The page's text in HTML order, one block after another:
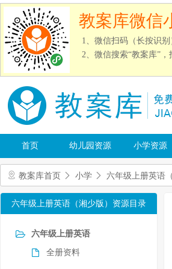
教案库微信
1、微信扫码（长按识
2、微信搜索“教案库”
首页 幼儿园资源 小学资源
教案库首页 小学 六年级上册英语
六年级上册英语（湘少版）资源目录
六年级上册英语
全册资料